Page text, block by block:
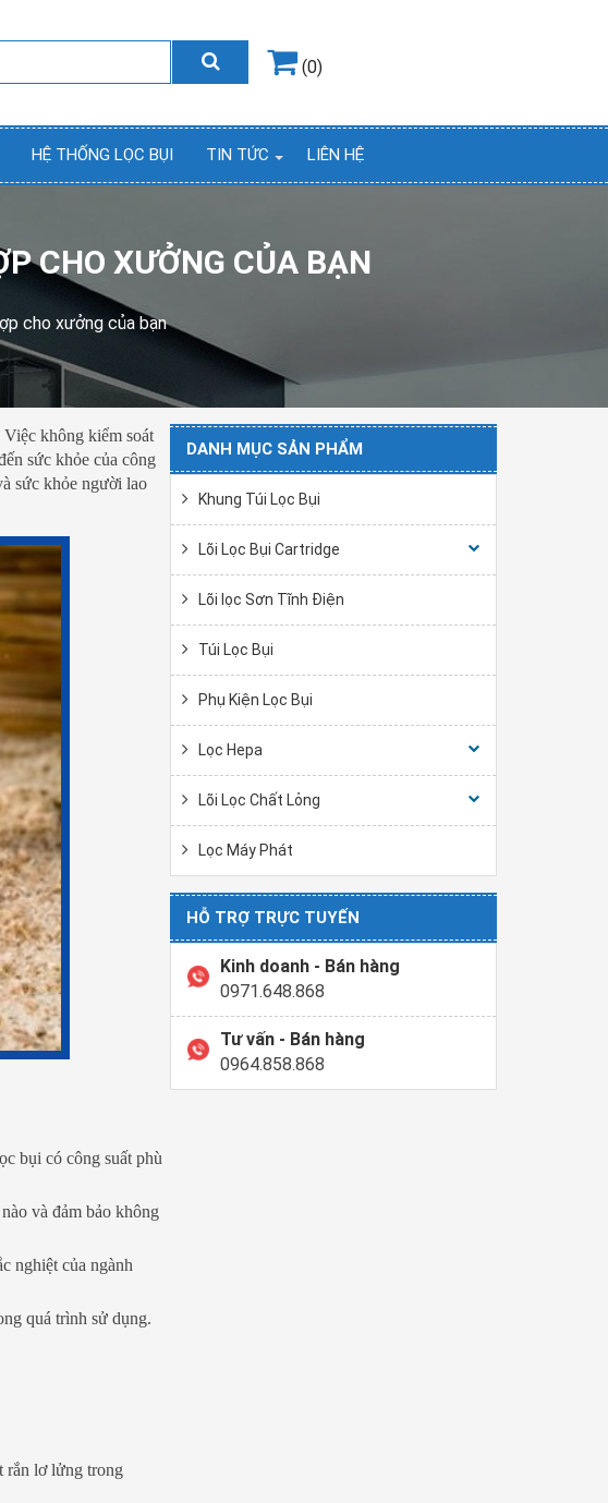
(0)
HỆ THỐNG LỌC BỤI TIN TỨC LIÊN HỆ
CHO XƯỞNG CỦA BẠN
cho xưởng của bạn
không kiểm soát
sức khỏe của công
sức khỏe người lao
bụi có công suất phù
và đảm bảo không
nghiệt của ngành
quá trình sử dụng.
rắn lơ lửng trong
DANH MỤC SẢN PHẨM
Khung Túi Lọc Bụi
Lõi Lọc Bụi Cartridge
Lõi lọc Sơn Tĩnh Điện
Túi Lọc Bụi
Phụ Kiện Lọc Bụi
Lọc Hepa
Lõi Lọc Chất Lỏng
Lọc Máy Phát
HỖ TRỢ TRỰC TUYẾN
Kinh doanh - Bán hàng
0971.648.868
Tư vấn - Bán hàng
0964.858.868